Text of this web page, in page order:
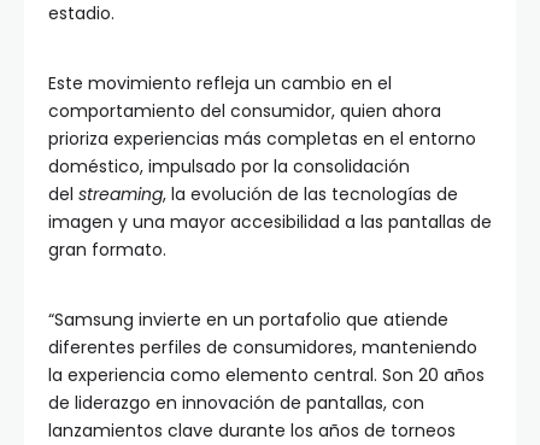
estadio.
Este movimiento refleja un cambio en el
comportamiento del consumidor, quien ahora
prioriza experiencias más completas en el entorno
doméstico, impulsado por la consolidación
del streaming, la evolución de las tecnologías de
imagen y una mayor accesibilidad a las pantallas de
gran formato.
“Samsung invierte en un portafolio que atiende
diferentes perfiles de consumidores, manteniendo
la experiencia como elemento central. Son 20 años
de liderazgo en innovación de pantallas, con
lanzamientos clave durante los años de torneos